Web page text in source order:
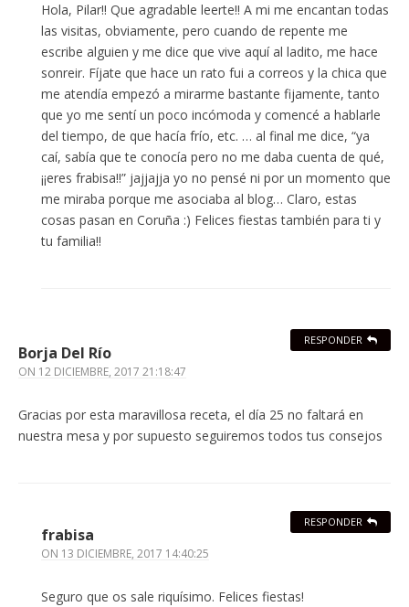
Hola, Pilar!! Que agradable leerte!! A mi me encantan todas
las visitas, obviamente, pero cuando de repente me
escribe alguien y me dice que vive aquí al ladito, me hace
sonreir. Fíjate que hace un rato fui a correos y la chica que
me atendía empezó a mirarme bastante fijamente, tanto
que yo me sentí un poco incómoda y comencé a hablarle
del tiempo, de que hacía frío, etc. … al final me dice, “ya
caí, sabía que te conocía pero no me daba cuenta de qué,
¡¡eres frabisa!!” jajjajja yo no pensé ni por un momento que
me miraba porque me asociaba al blog… Claro, estas
cosas pasan en Coruña :) Felices fiestas también para ti y
tu familia!!
Borja Del Río
ON 12 DICIEMBRE, 2017 21:18:47
Gracias por esta maravillosa receta, el día 25 no faltará en
nuestra mesa y por supuesto seguiremos todos tus consejos
RESPONDER
frabisa
ON 13 DICIEMBRE, 2017 14:40:25
Seguro que os sale riquísimo. Felices fiestas!
RESPONDER